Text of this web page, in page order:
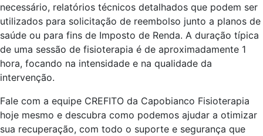
necessário, relatórios técnicos detalhados que podem ser
utilizados para solicitação de reembolso junto a planos de
saúde ou para fins de Imposto de Renda. A duração típica
de uma sessão de fisioterapia é de aproximadamente 1
hora, focando na intensidade e na qualidade da
intervenção.
Fale com a equipe CREFITO da Capobianco Fisioterapia
hoje mesmo e descubra como podemos ajudar a otimizar
sua recuperação, com todo o suporte e segurança que